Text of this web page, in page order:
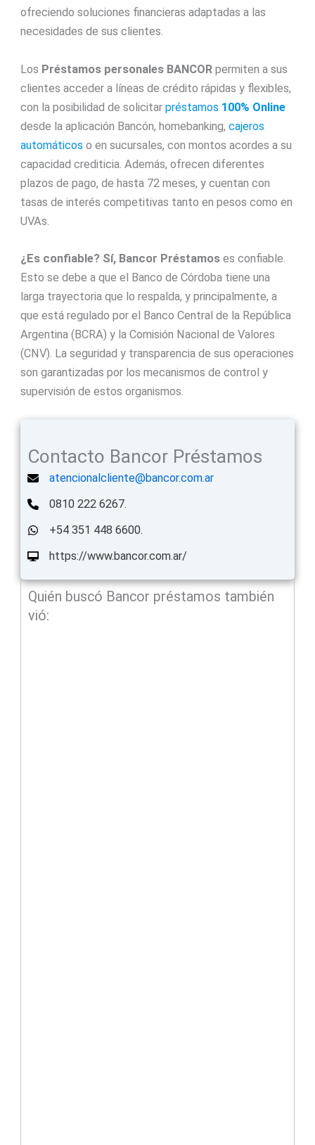
ofreciendo soluciones financieras adaptadas a las
necesidades de sus clientes.
Los Préstamos personales BANCOR permiten a sus
clientes acceder a líneas de crédito rápidas y flexibles,
con la posibilidad de solicitar préstamos 100% Online
desde la aplicación Bancón, homebanking, cajeros
automáticos o en sucursales, con montos acordes a su
capacidad crediticia. Además, ofrecen diferentes
plazos de pago, de hasta 72 meses, y cuentan con
tasas de interés competitivas tanto en pesos como en
UVAs.
¿Es confiable? Sí, Bancor Préstamoses confiable.
Esto se debe a que el Banco de Córdoba tiene una
larga trayectoria que lo respalda, y principalmente, a
que está regulado por el Banco Central de la República
Argentina (BCRA) y la Comisión Nacional de Valores
(CNV). La seguridad y transparencia de sus operaciones
son garantizadas por los mecanismos de control y
supervisión de estos organismos.
Contacto Bancor Préstamos
atencionalcliente@bancor.com.ar
0810 222 6267.
+54 351 448 6600.
https://www.bancor.com.ar/
Quién buscó Bancor préstamos también
vió: